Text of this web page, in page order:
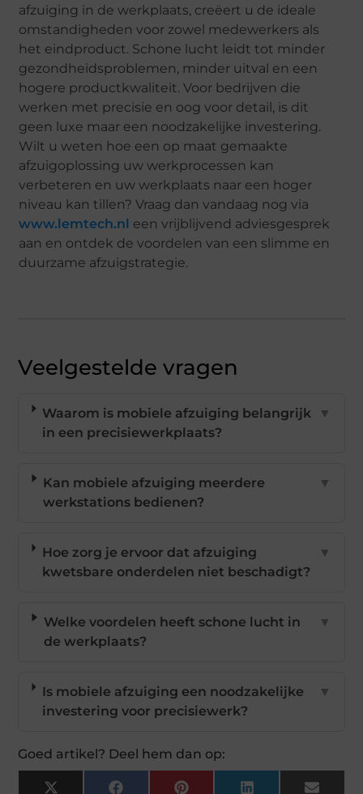
afzuiging in de werkplaats, creëert u de ideale
omstandigheden voor zowel medewerkers als
het eindproduct. Schone lucht leidt tot minder
gezondheidsproblemen, minder uitval en een
hogere productkwaliteit. Voor bedrijven die
werken met precisie en oog voor detail, is dit
geen luxe maar een noodzakelijke investering.
Wilt u weten hoe een op maat gemaakte
afzuigoplossing uw werkprocessen kan
verbeteren en uw werkplaats naar een hoger
niveau kan tillen? Vraag dan vandaag nog via
www.lemtech.nl een vrijblijvend adviesgesprek
aan en ontdek de voordelen van een slimme en
duurzame afzuigstrategie.
Veelgestelde vragen
Waarom is mobiele afzuiging belangrijk
in een precisiewerkplaats?
▼
Kan mobiele afzuiging meerdere
werkstations bedienen?
▼
Hoe zorg je ervoor dat afzuiging
kwetsbare onderdelen niet beschadigt?
▼
Welke voordelen heeft schone lucht in
de werkplaats?
▼
Is mobiele afzuiging een noodzakelijke
investering voor precisiewerk?
▼
Goed artikel? Deel hem dan op: